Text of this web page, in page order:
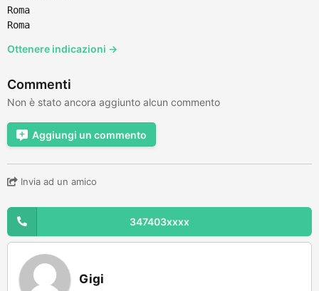
Roma
Roma
Ottenere indicazioni →
Commenti
Non è stato ancora aggiunto alcun commento
Aggiungi un commento
Invia ad un amico
347403xxxx
Gigi